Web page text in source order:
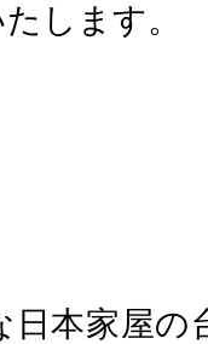
します。
日本家屋の